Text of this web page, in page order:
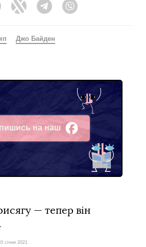
FacebookTwitter Telegram
Джо Байден
на наш
— тепер він
січня 2021